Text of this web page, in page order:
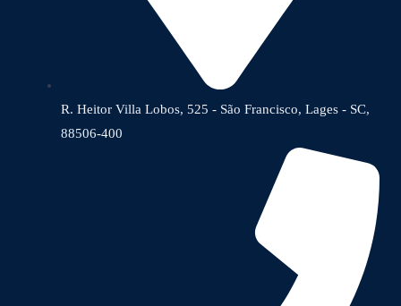
R. Heitor Villa Lobos, 525 - São Francisco, Lages - SC,
88506-400